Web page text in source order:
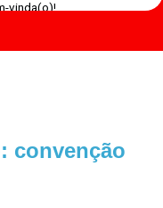
vinda(o)!
convenção